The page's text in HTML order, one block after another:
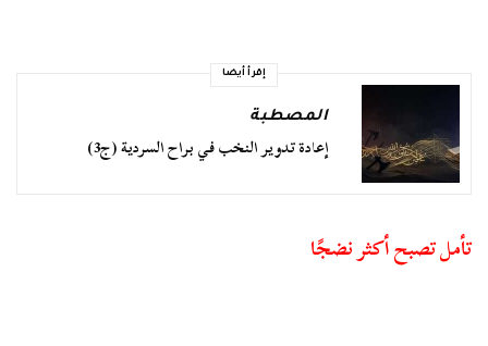
إقرأ أيضا
المصطبة
إعادة تدوير النخب في براح السردية (ج3)
تأمل تصبح أكثر نضجًا